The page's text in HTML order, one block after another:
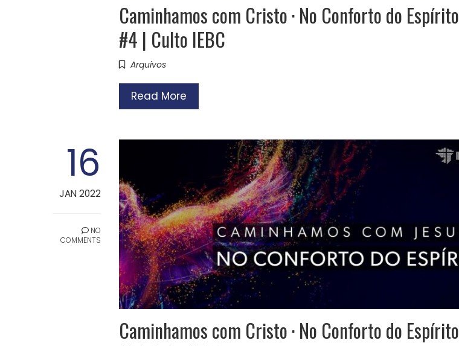
Caminhamos com Cristo · No Conforto do Espírito
#4 | Culto IEBC
Arquivos
Read More
16
JAN 2022
NO
COMMENTS
Caminhamos com Cristo · No Conforto do Espírito